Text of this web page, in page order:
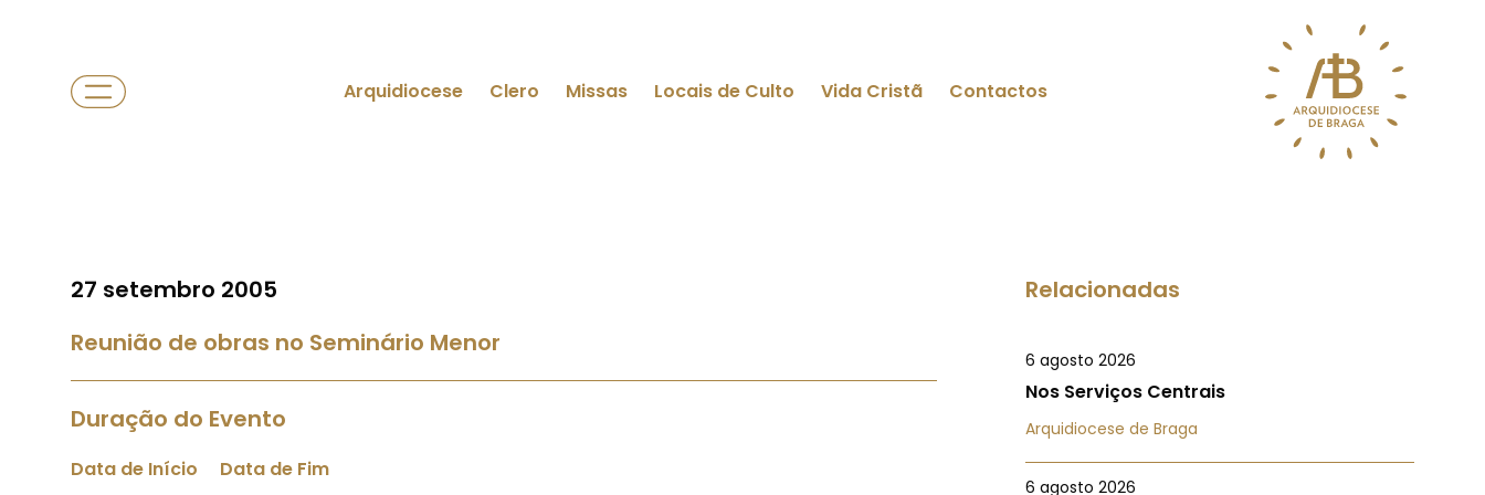
Arquidiocese Clero Missas Locais de Culto Vida Cristã Contactos
27 setembro 2005
Reunião de obras no Seminário Menor
Duração do Evento
Data de Início Data de Fim
Relacionadas
6 agosto 2026
Nos Serviços Centrais
Arquidiocese de Braga
6 agosto 2026